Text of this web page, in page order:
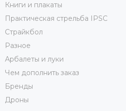
Книги и плакаты
Практическая стрельба IPSC
Страйкбол
Разное
Арбалеты и луки
Чем дополнить заказ
Бренды
Дроны